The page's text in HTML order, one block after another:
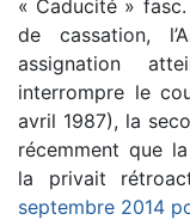
« Caducité »
de cassation,
assignation
interrompre le
avril 1987), la
récemment que
la privait
septembre 2014